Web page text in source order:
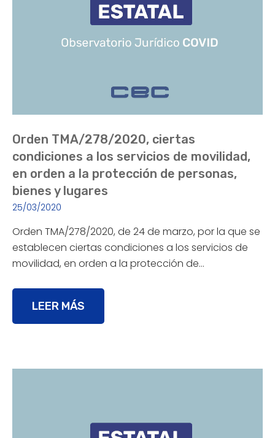
Orden TMA/278/2020, ciertas
condiciones a los servicios de movilidad,
en orden a la protección de personas,
bienes y lugares
25/03/2020
Orden TMA/278/2020, de 24 de marzo, por la que se
establecen ciertas condiciones a los servicios de
movilidad, en orden a la protección de…
LEER MÁS